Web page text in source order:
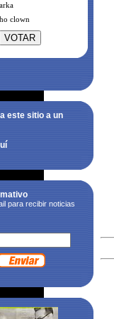
clown
este sitio a un
para recibir noticias